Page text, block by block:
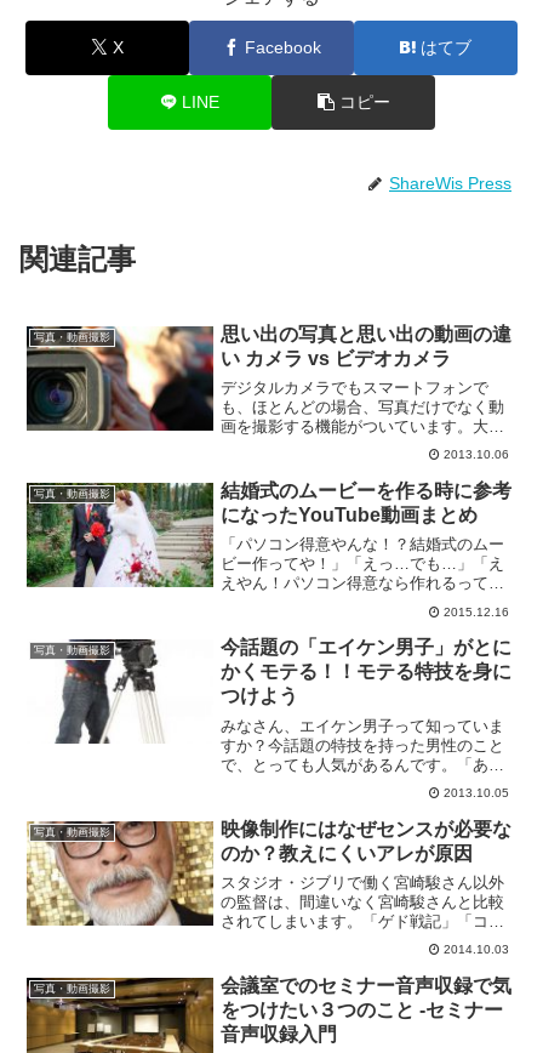
X Facebook はてブ
LINE コピー
ShareWis Press
関連記事
写真・動画撮影
思い出の写真と思い出の動画の違
い カメラ vs ビデオカメラ
デジタルカメラでもスマートフォンで
も、ほとんどの場合、写真だけでなく動
画を撮影する機能がついています。大切
な思い出を形として残したい！と思った
とき、写真を撮るべきなのか、動画を撮
るべきなのか迷ってしまうことってあり
ませんか？私はよく迷います...
2013.10.06
写真・動画撮影
結婚式のムービーを作る時に参考
になったYouTube動画まとめ
「パソコン得意やんな！？結婚式のムー
ビー作ってや！」「えっ…でも…」「え
えやん！パソコン得意なら作れるって！
頼めるんお前だけやねん！」「しゃぁな
いなぁ…作ったるわ！（調べたらできる
やろ！）」…後日「まったくわからへ
ん…orz」「どうしたらえ...
2015.12.16
写真・動画撮影
今話題の「エイケン男子」がとに
かくモテる！！モテる特技を身に
つけよう
みなさん、エイケン男子って知っていま
すか？今話題の特技を持った男性のこと
で、とっても人気があるんです。「あれ
だろ、英検１級持っている奴のことだ
ろ？オリンピックもあるし英語できたほ
うがモテるもんなー。」違うんです！エ
イケン男子とは、映研男子の...
2013.10.05
写真・動画撮影
映像制作にはなぜセンスが必要な
のか？教えにくいアレが原因
スタジオ・ジブリで働く宮崎駿さん以外
の監督は、間違いなく宮崎駿さんと比較
されてしまいます。「ゲド戦記」「コク
リコ坂から」などを手がけた息子の宮崎
吾朗さんも例に漏れず、というか息子だ
からこそ父親と比較されてしまいますよ
ね。そのような比較がなさ...
2014.10.03
写真・動画撮影
会議室でのセミナー音声収録で気
をつけたい３つのこと -セミナー
音声収録入門